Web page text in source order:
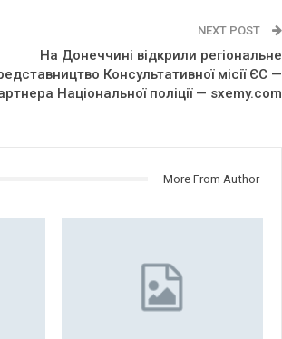
NEXT POST
На Донеччині відкрили регіональне
Консультативної місії ЄС —
Національної поліції — sxemy.com
More From Author